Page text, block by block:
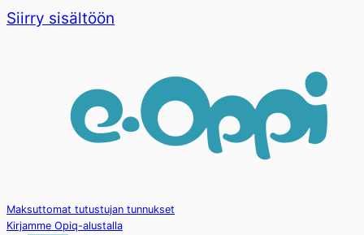
Siirry sisältöön
Maksuttomat tutustujan tunnukset
Kirjamme Opiq-alustalla